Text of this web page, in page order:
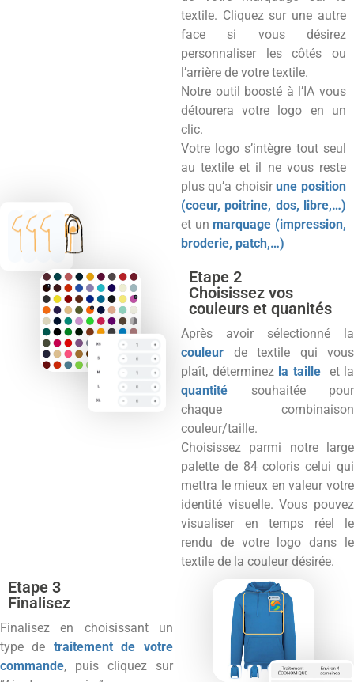
textile. Cliquez sur une autre
face si vous désirez
personnaliser les côtés ou
l’arrière de votre textile.
Notre outil boosté à l’IA vous
détourera votre logo en un
clic.
Votre logo s’intègre tout seul
au textile et il ne vous reste
plus qu’a choisirune position
(coeur, poitrine, dos, libre,…)
et unmarquage (impression,
broderie, patch,…)
Etape 2
Choisissez vos
couleurs et quanités
Après avoir sélectionné la
couleur de textile qui vous
plaît, déterminez la taille et la
quantité souhaitée pour
chaque combinaison
couleur/taille.
Choisissez parmi notre large
palette de 84 coloris celui qui
mettra le mieux en valeur votre
identité visuelle. Vous pouvez
visualiser en temps réel le
rendu de votre logo dans le
textile de la couleur désirée.
Etape 3
Finalisez
Finalisez en choisissant un
type de traitement de votre
commande, puis cliquez sur